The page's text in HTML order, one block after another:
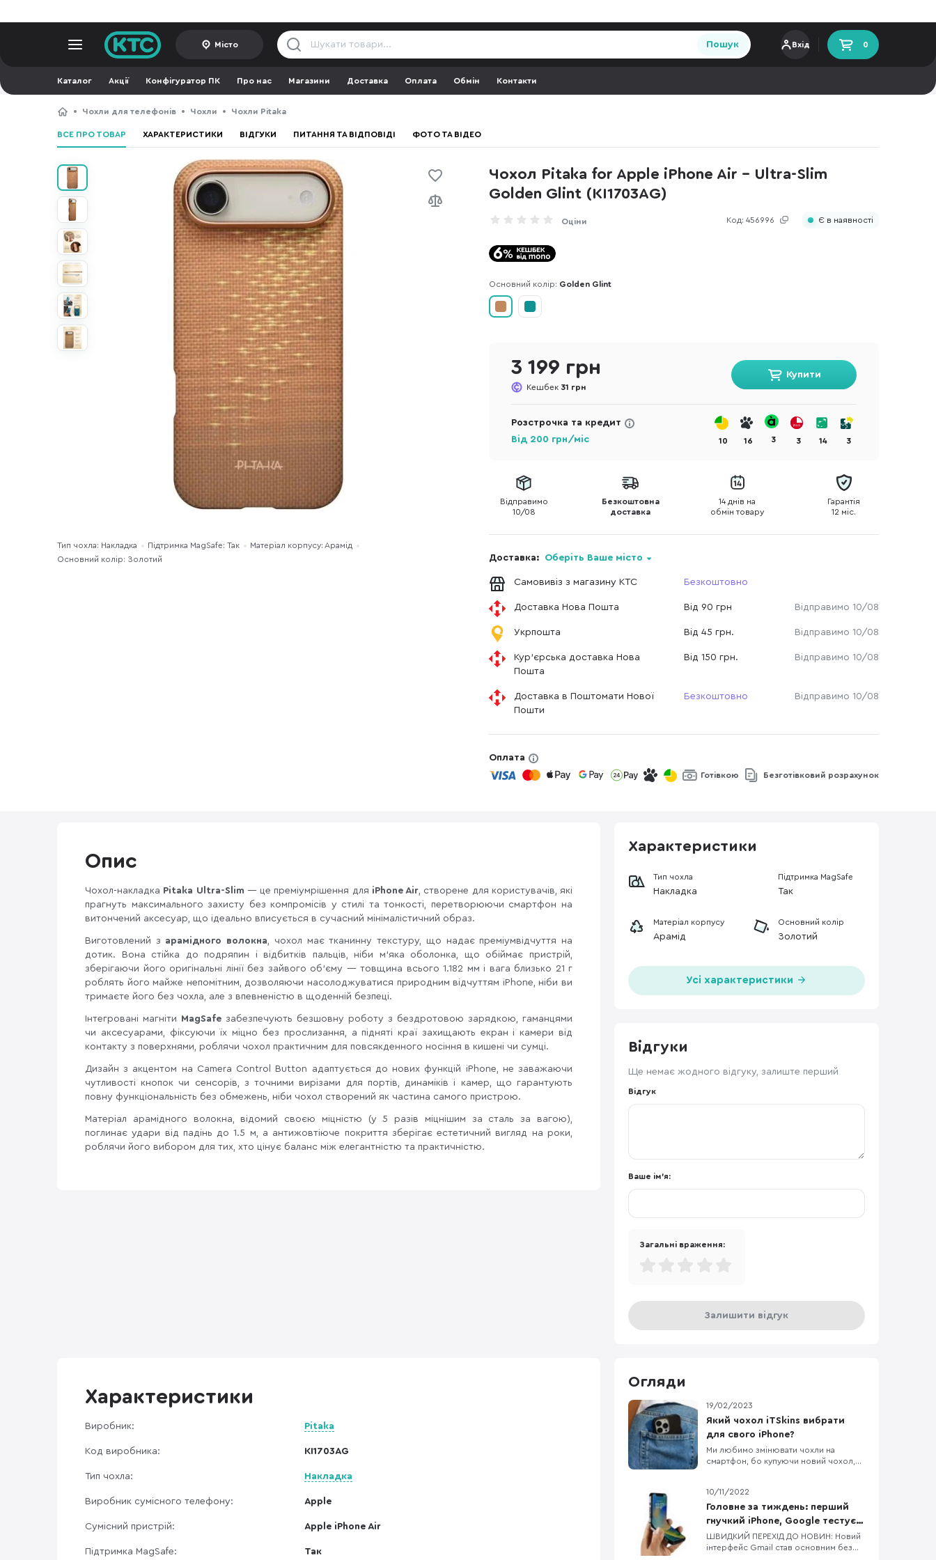
Місто Пошук Вхід 0
Каталог Акції Конфігуратор ПК Про нас Магазини Доставка Оплата Обмін Контакти
Чохли для телефонів Чохли Чохли Pitaka
ВСЕ ПРО ТОВАР ХАРАКТЕРИСТИКИ ВІДГУКИ ПИТАННЯ ТА ВІДПОВІДІ ФОТО ТА ВІДЕО
Чохол Pitaka for Apple iPhone Air - Ultra-Slim
Golden Glint (KI1703AG)
Код: 456996
Оціни Є в наявності
Тип чохла: Накладка Підтримка MagSafe: Так
Матеріал корпусу: Арамід
Основний колір: Золотий
Основний колір: Golden Glint
3 199 грн
Кешбек 31 грн
Купити
Розстрочка та кредит
Від 200 грн/міс 10 16 3 3 14 3
Відправимо
10/08
Безкоштовна
доставка
14 днів на
обмін товару
Гарантія
12 міс.
Доставка: Оберіть Ваше місто
Самовивіз з магазину КТС Безкоштовно
Доставка Нова Пошта Від 90 грн Відправимо 10/08
Укрпошта Від 45 грн. Відправимо 10/08
Кур'єрська доставка Нова
Пошта
Від 150 грн. Відправимо 10/08
Доставка в Поштомати Нової
Пошти
Безкоштовно Відправимо 10/08
Оплата
Готівкою Безготівковий розрахунок
Опис
Чохол-накладка Pitaka Ultra-Slim — це преміумрішення для iPhone Air, створене для користувачів, які
прагнуть максимального захисту без компромісів у стилі та тонкості, перетворюючи смартфон на
витончений аксесуар, що ідеально вписується в сучасний мінімалістичний образ.
Виготовлений з арамідного волокна, чохол має тканинну текстуру, що надає преміумвідчуття на
дотик. Вона стійка до подряпин і відбитків пальців, ніби м'яка оболонка, що обіймає пристрій,
зберігаючи його оригінальні лінії без зайвого об'єму — товщина всього 1.182 мм і вага близько 21 г
роблять його майже непомітним, дозволяючи насолоджуватися природним відчуттям iPhone, ніби ви
тримаєте його без чохла, але з впевненістю в щоденній безпеці.
Інтегровані магніти MagSafe забезпечують безшовну роботу з бездротовою зарядкою, гаманцями
чи аксесуарами, фіксуючи їх міцно без прослизання, а підняті краї захищають екран і камери від
контакту з поверхнями, роблячи чохол практичним для повсякденного носіння в кишені чи сумці.
Дизайн з акцентом на Camera Control Button адаптується до нових функцій iPhone, не заважаючи
чутливості кнопок чи сенсорів, з точними вирізами для портів, динаміків і камер, що гарантують
повну функціональність без обмежень, ніби чохол створений як частина самого пристрою.
Матеріал арамідного волокна, відомий своєю міцністю (у 5 разів міцнішим за сталь за вагою),
поглинає удари від падінь до 1.5 м, а антижовтіюче покриття зберігає естетичний вигляд на роки,
роблячи його вибором для тих, хто цінує баланс між елегантністю та практичністю.
Характеристики
Тип чохла
Накладка
Підтримка MagSafe
Так
Матеріал корпусу
Арамід
Основний колір
Золотий
Усі характеристики
Відгуки
Ще немає жодного відгуку, залиште перший
Відгук
Ваше ім'я:
Загальні враження:
Залишити відгук
Характеристики
Виробник: Pitaka
Код виробника: KI1703AG
Тип чохла: Накладка
Виробник сумісного телефону: Apple
Сумісний пристрій: Apple iPhone Air
Підтримка MagSafe: Так
Огляди
19/02/2023
Який чохол iTSkins вибрати
для свого iPhone?
Ми любимо змінювати чохли на
смартфон, бо купуючи новий чохол,
пощастило більше, бо вибір чохлів до
Apple неймовірно різноманітний.
Дивитися картинки чохлів на сайті
звісно приємно, але краще
подивитись на них вживу, тому
сьогодні потестимо к
10/11/2022
Головне за тиждень: перший
гнучкий iPhone, Google тестує
процесори для Pixel 8/8 Pro,
флагманський процесор від
ШВИДКИЙ ПЕРЕХІД ДО НОВИН: Новий
інтерфейс Gmail став основним без